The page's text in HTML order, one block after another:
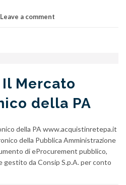
Leave a comment
Il Mercato
della PA
della PA www.acquistinretepa.it
della Pubblica Amministrazione
di eProcurement pubblico,
gestito da Consip S.p.A. per conto